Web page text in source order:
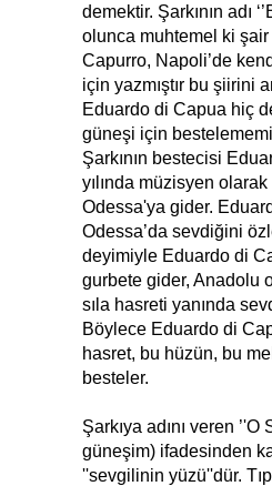
demektir. Şarkının adı
olunca muhtemel ki
Capurro, Napoli’de
için yazmıştır bu şiirini
Eduardo di Capua hiç
güneşi için
Şarkının bestecisi
yılında müzisyen
Odessa'ya gider.
Odessa’da sevdiğini
deyimiyle Eduardo di
gurbete gider, Anadolu
sıla hasreti yanında
Böylece Eduardo di
hasret, bu hüzün, bu
besteler.
Şarkıya adını veren ’'O
güneşim) ifadesinden
''sevgilinin yüzü''dür.